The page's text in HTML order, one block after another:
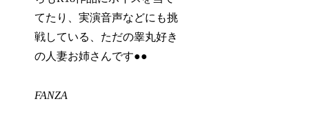
てたり、実演音声などにも挑
戦している、ただの睾丸好き
の人妻お姉さんです●●
FANZA